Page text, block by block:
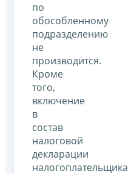
по
обособленному
подразделению
не
производится.
Кроме
того,
включение
в
состав
налоговой
декларации
налогоплательщика